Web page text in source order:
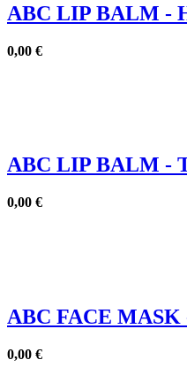
ABC LIP BALM -
0,00 €
ABC LIP BALM -
0,00 €
ABC FACE MASK
0,00 €